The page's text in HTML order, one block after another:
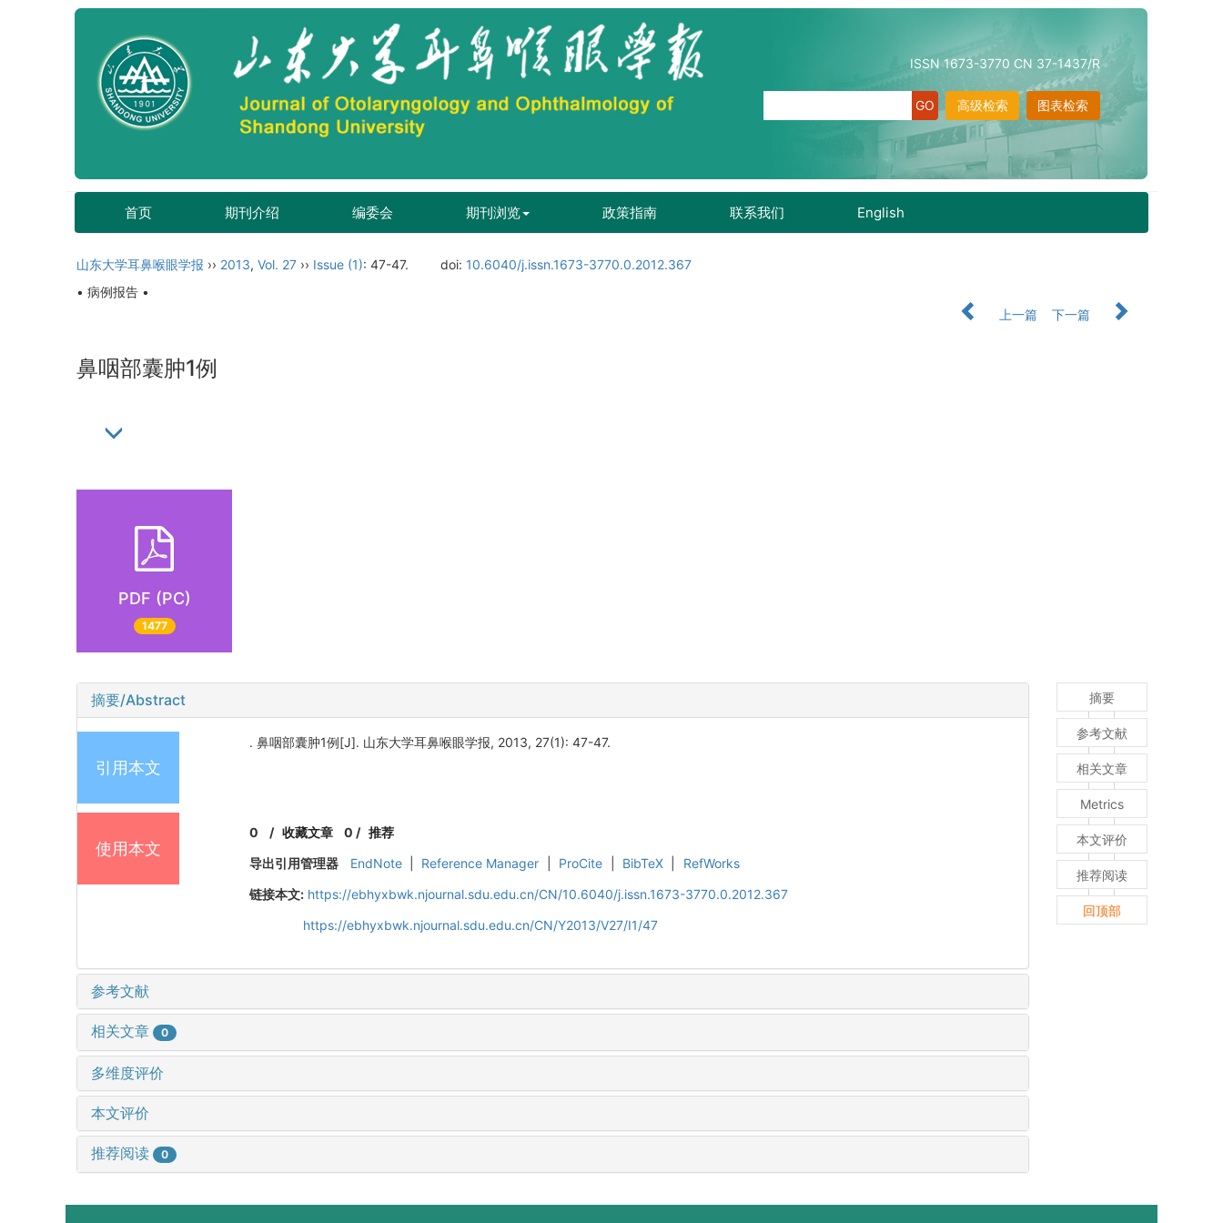
ISSN 1673-3770 CN 37-1437/R
图表检索
高级检索
首页 期刊介绍 编委会 期刊浏览 政策指南 联系我们 English
山东大学耳鼻喉眼学报 ›› 2013, Vol. 27 ›› Issue (1): 47-47. doi: 10.6040/j.issn.1673-3770.0.2012.367
• 病例报告 •
上一篇
下一篇
鼻咽部囊肿1例
PDF (PC)
1477
摘要/Abstract
引用本文
. 鼻咽部囊肿1例[J]. 山东大学耳鼻喉眼学报, 2013, 27(1): 47-47.
使用本文
0 /收藏文章 0 / 推荐
导出引用管理器
EndNote Reference Manager ProCite BibTeX
RefWorks
链接本文: https://ebhyxbwk.njournal.sdu.edu.cn/CN/10.6040/j.issn.1673-3770.0.2012.367
https://ebhyxbwk.njournal.sdu.edu.cn/CN/Y2013/V27/I1/47
参考文献
相关文章 0
多维度评价
本文评价
推荐阅读 0
摘要
参考文献
相关文章
Metrics
本文评价
推荐阅读
回顶部